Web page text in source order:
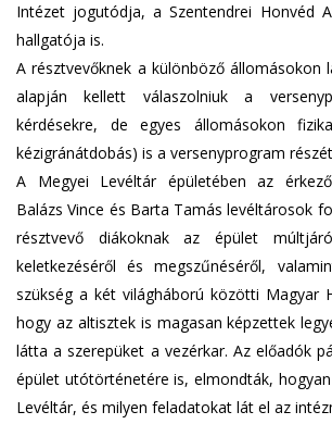
Intézet jogutódja, a Szentendrei Honvéd
hallgatója is.
A résztvevőknek a különböző állomásokon
alapján kellett válaszolniuk a
kérdésekre, de egyes állomásokon
kézigránátdobás) is a versenyprogram
A Megyei Levéltár épületében az
Balázs Vince és Barta Tamás levéltárosok
résztvevő diákoknak az épület
keletkezéséről és megszűnéséről,
szükség a két világháború közötti Magyar
hogy az altisztek is magasan képzettek
látta a szerepüket a vezérkar. Az előadók
épület utótörténetére is, elmondták,
Levéltár, és milyen feladatokat lát el az